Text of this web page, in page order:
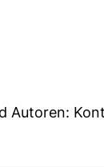
Autoren: